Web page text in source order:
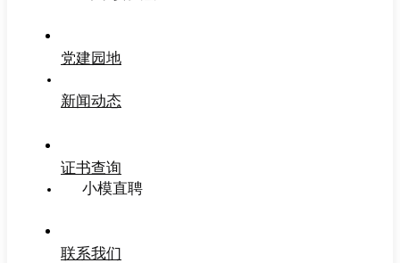
党建园地
新闻动态
证书查询
小模直聘
联系我们